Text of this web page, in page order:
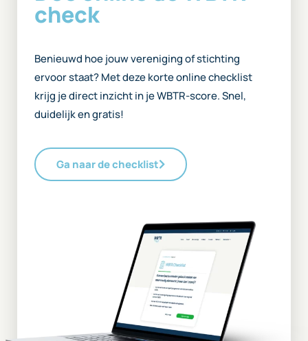
check
Benieuwd hoe jouw vereniging of stichting
ervoor staat? Met deze korte online checklist
krijg je direct inzicht in je WBTR-score. Snel,
duidelijk en gratis!
Ga naar de checklist